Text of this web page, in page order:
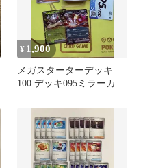
¥ 1,900
メガスターターデッキ
100 デッキ095ミラーカー